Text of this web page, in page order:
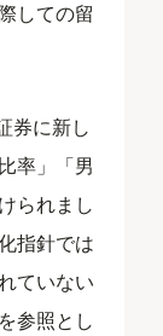
しての留
券に新し
率」「男
られまし
指針では
ていない
参照とし